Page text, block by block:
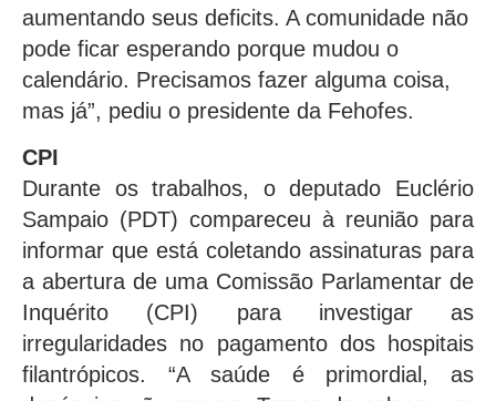
aumentando seus deficits. A comunidade não
pode ficar esperando porque mudou o
calendário. Precisamos fazer alguma coisa,
mas já”, pediu o presidente da Fehofes.
CPI
Durante os trabalhos, o deputado Euclério
Sampaio (PDT) compareceu à reunião para
informar que está coletando assinaturas para
a abertura de uma Comissão Parlamentar de
Inquérito (CPI) para investigar as
irregularidades no pagamento dos hospitais
filantrópicos. “A saúde é primordial, as